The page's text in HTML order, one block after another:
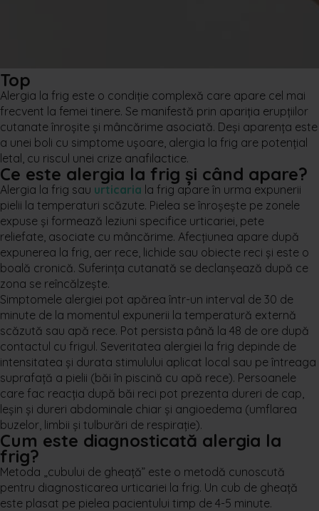
Top
Alergia la frig este o condiţie complexă care apare cel mai
frecvent la femei tinere. Se manifestă prin apariţia erupţiilor
cutanate înroşite şi mâncărime asociată. Deşi aparenţa este
a unei boli cu simptome uşoare, alergia la frig are potenţial
letal, cu riscul unei crize anafilactice.
Ce este alergia la frig și când apare?
Alergia la frig sau urticaria la frig apare în urma expunerii
pielii la temperaturi scăzute. Pielea se înroşeşte pe zonele
expuse şi formează leziuni specifice urticariei, pete
reliefate, asociate cu mâncărime. Afecţiunea apare după
expunerea la frig, aer rece, lichide sau obiecte reci şi este o
boală cronică. Suferinţa cutanată se declanşează după ce
zona se reîncălzeşte.
Simptomele alergiei pot apărea într-un interval de 30 de
minute de la momentul expunerii la temperatură externă
scăzută sau apă rece. Pot persista până la 48 de ore după
contactul cu frigul. Severitatea alergiei la frig depinde de
intensitatea şi durata stimulului aplicat local sau pe întreaga
suprafaţă a pielii (băi în piscină cu apă rece). Persoanele
care fac reacţia după băi reci pot prezenta dureri de cap,
leşin şi dureri abdominale chiar şi angioedema (umflarea
buzelor, limbii şi tulburări de respiraţie).
Cum este diagnosticată alergia la
frig?
Metoda „cubului de gheaţă” este o metodă cunoscută
pentru diagnosticarea urticariei la frig. Un cub de gheaţă
este plasat pe pielea pacientului timp de 4-5 minute.